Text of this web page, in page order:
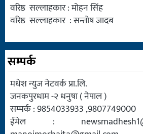
वरिष्ठ सल्लाहकार : मोहन सिंह
वरिष्ठ सल्लाहकार : सन्तोष जादब
सम्पर्क
मधेश न्युज नेटवर्क प्रा.लि.
जनकपुरधाम -२ धनुषा ( नेपाल )
सम्पर्क : 9854033933 ,9807749000
ईमेल :